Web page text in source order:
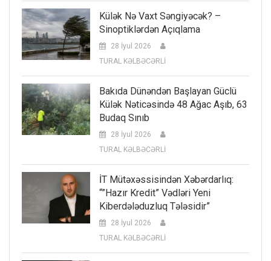
Külək Nə Vaxt Səngiyəcək? –
Sinoptiklərdən Açıqlama
28 İyul 2026
TURAL KƏLBƏCƏRLİ
Bakıda Dünəndən Başlayan Güclü
Külək Nəticəsində 48 Ağac Aşıb, 63
Budaq Sınıb
28 İyul 2026
TURAL KƏLBƏCƏRLİ
İT Mütəxəssisindən Xəbərdarlıq:
“”Hazır Kredit” Vədləri Yeni
Kiberdələduzluq Tələsidir”
28 İyul 2026
TURAL KƏLBƏCƏRLİ